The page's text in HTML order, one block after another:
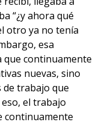
“¿y ahora qué
otro ya no tenía
esa
continuamente
nuevas, sino
trabajo que
el trabajo
continuamente